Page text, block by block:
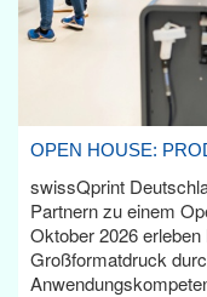
OPEN HOUSE:
swissQprint
Partnern zu einem
Oktober 2026
Großformatdruck